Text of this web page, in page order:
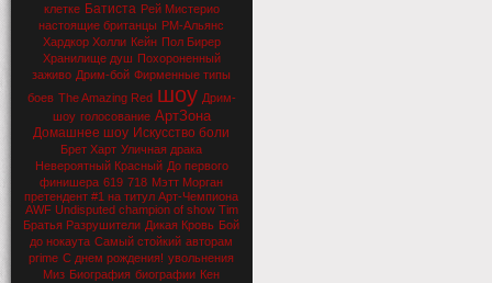
клетке Батиста Рей Мистерио
настоящие британцы РМ-Альянс
Хардкор Холли Кейн Пол Бирер
Хранилище душ Похороненный
заживо Дрим-бой Фирменные типы
боев The Amazing Red шоу Дрим-
шоу голосование АртЗона
Домашнее шоу Искусство боли
Брет Харт Уличная драка
Невероятный Красный До первого
финишера 619 718 Мэтт Морган
претендент #1 на титул Арт-Чемпиона
AWF Undisputed champion of show Tim
Братья Разрушители Дикая Кровь Бой
до нокаута Самый стойкий авторам
prime С днем рождения! увольнения
Миз Биография биографии Кен